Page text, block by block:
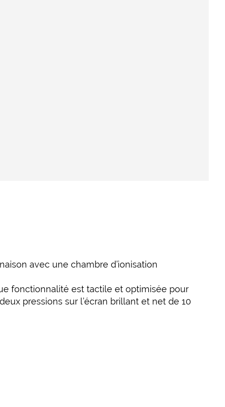
avec une chambre d’ionisation
fonctionnalité est tactile et optimisée pour
pressions sur l’écran brillant et net de 10